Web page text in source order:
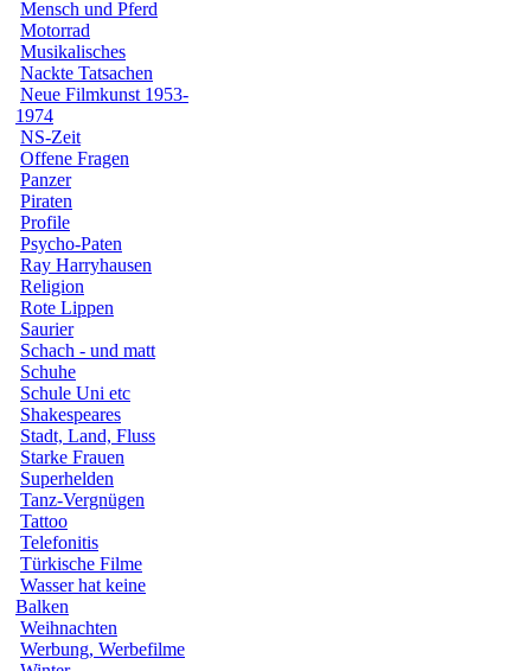
Mensch und Pferd
Motorrad
Musikalisches
Nackte Tatsachen
Neue Filmkunst 1953-
1974
NS-Zeit
Offene Fragen
Panzer
Piraten
Profile
Psycho-Paten
Ray Harryhausen
Religion
Rote Lippen
Saurier
Schach - und matt
Schuhe
Schule Uni etc
Shakespeares
Stadt, Land, Fluss
Starke Frauen
Superhelden
Tanz-Vergnügen
Tattoo
Telefonitis
Türkische Filme
Wasser hat keine
Balken
Weihnachten
Werbung, Werbefilme